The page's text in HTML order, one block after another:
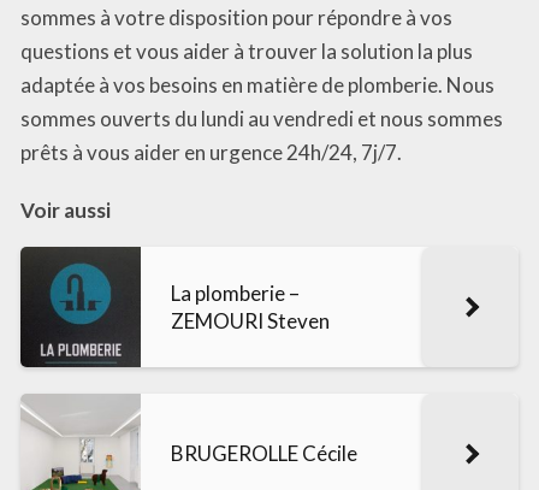
sommes à votre disposition pour répondre à vos
questions et vous aider à trouver la solution la plus
adaptée à vos besoins en matière de plomberie. Nous
sommes ouverts du lundi au vendredi et nous sommes
prêts à vous aider en urgence 24h/24, 7j/7.
Voir aussi
La plomberie –
ZEMOURI Steven
BRUGEROLLE Cécile